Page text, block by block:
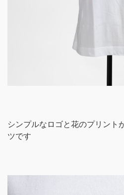
シンプルなロゴと花のプリント
ツです